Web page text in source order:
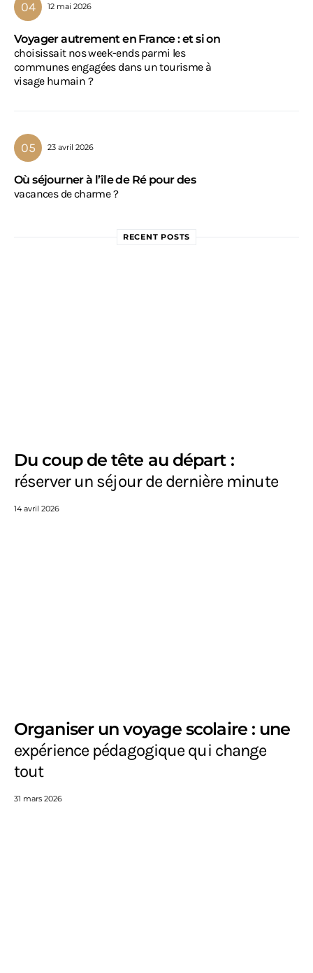
12 mai 2026
Voyager autrement en France : et si on
choisissait nos week-ends parmi les
communes engagées dans un tourisme à
visage humain ?
23 avril 2026
Où séjourner à l’île de Ré pour des
vacances de charme ?
RECENT POSTS
Du coup de tête au départ :
réserver un séjour de dernière minute
14 avril 2026
Organiser un voyage scolaire : une
expérience pédagogique qui change
tout
31 mars 2026